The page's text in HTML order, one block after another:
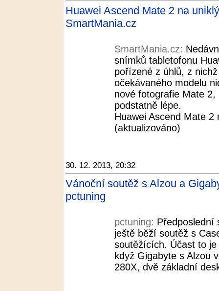
Huawei Ascend Mate 2 na
SmartMania.cz
SmartMania.cz:
snímků tabletofonu
pořízené z úhlů, z
očekávaného modelu
nové fotografie Mate
podstatně lépe.
Huawei Ascend Mate
(aktualizováno)
30. 12. 2013, 20:32
Vánoční soutěž s Alzou a
pctuning
pctuning: Předposlední
ještě běží soutěž s
soutěžících. Účast to
když Gigabyte s Alzou
280X, dvě základní